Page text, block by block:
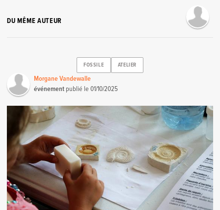
DU MÊME AUTEUR
FOSSILE ATELIER
Morgane Vandewalle
événement publié le01/10/2025